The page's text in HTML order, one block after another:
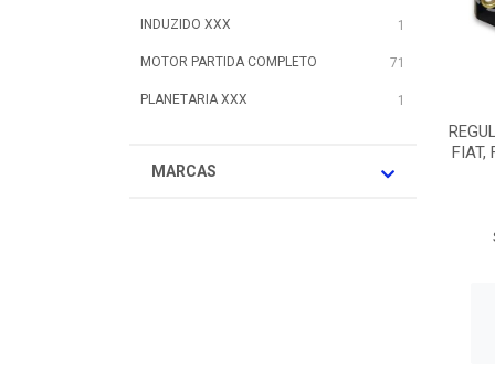
INDUZIDO XXX 1
MOTOR PARTIDA COMPLETO 71
PLANETARIA XXX 1
MARCAS
FIAT,